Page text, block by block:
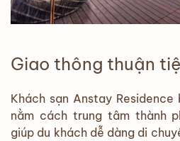
Giao thông thuận
Khách sạn Anstay
nằm cách trung tâm thành
giúp du khách dễ dàng di